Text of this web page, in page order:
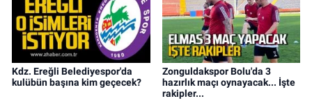
Kdz. Ereğli Belediyespor'da
kulübün başına kim geçecek?
Zonguldakspor Bolu'da 3
hazırlık maçı oynayacak... İşte
rakipler...